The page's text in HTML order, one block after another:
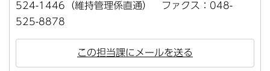
524-1446（維持管理係直通） ファクス：048-
525-8878
この担当課にメールを送る